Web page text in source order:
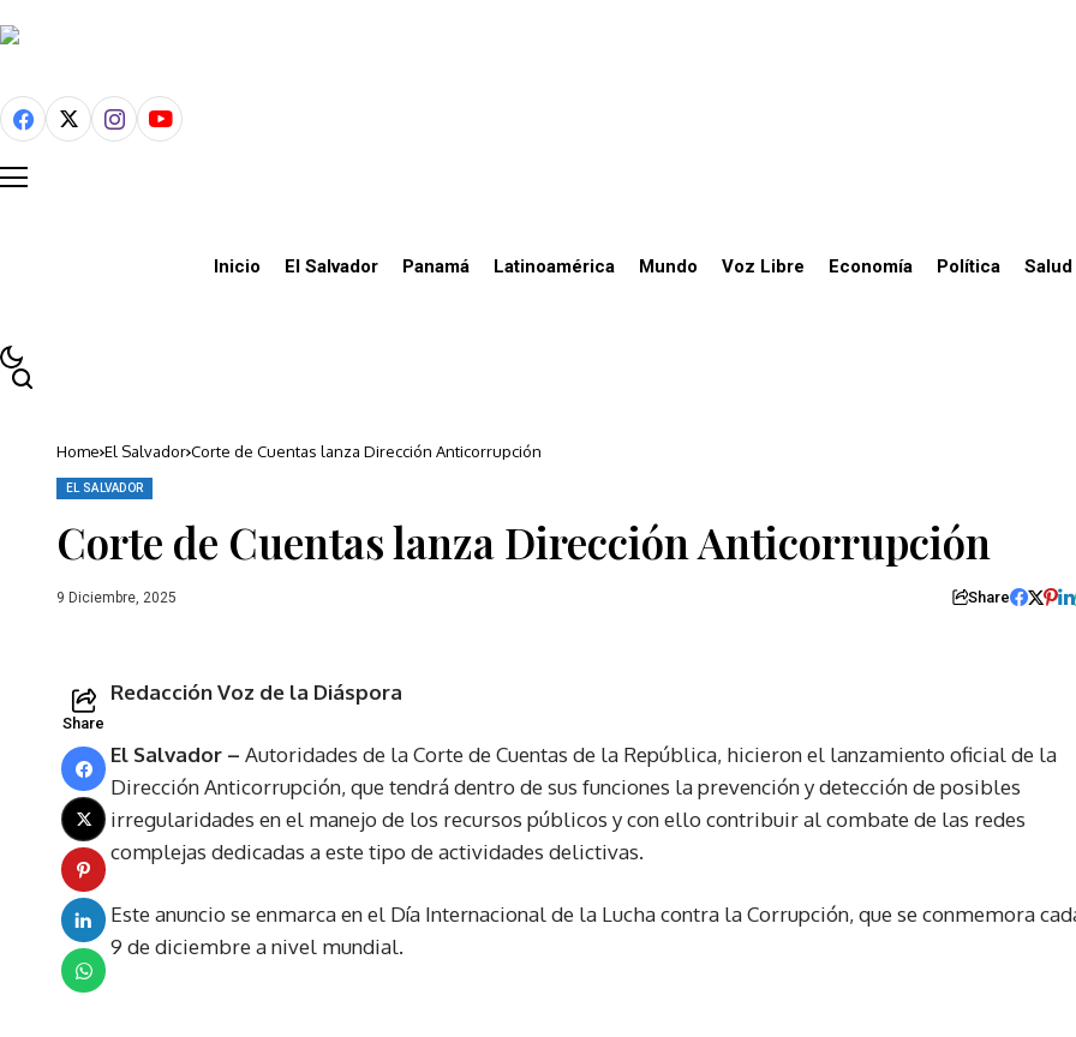
Inicio El Salvador Panamá Latinoamérica Mundo Voz Libre Economía Política Salud
Home El Salvador Corte de Cuentas lanza Dirección Anticorrupción
EL SALVADOR
Corte de Cuentas lanza Dirección Anticorrupción
9 Diciembre, 2025 Share
Share
Redacción Voz de la Diáspora
El Salvador – Autoridades de la Corte de Cuentas de la República, hicieron el lanzamiento oficial de la
Dirección Anticorrupción, que tendrá dentro de sus funciones la prevención y detección de posibles
irregularidades en el manejo de los recursos públicos y con ello contribuir al combate de las redes
complejas dedicadas a este tipo de actividades delictivas.
Este anuncio se enmarca en el Día Internacional de la Lucha contra la Corrupción, que se conmemora
9 de diciembre a nivel mundial.